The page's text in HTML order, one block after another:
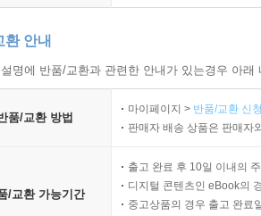
환 안내
명에 반품/교환과 관련한 안내가 있는경우 아
품/교환 방법
마이페이지 > 반품/교환 신
판매자 배송 상품은 판매자
/교환 가능기간
출고 완료 후 10일 이내의
디지털 콘텐츠인 eBook의
중고상품의 경우 출고 완료